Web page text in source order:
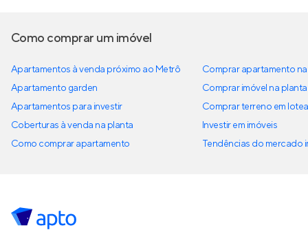
Como comprar um imóvel
Apartamentos à venda próximo ao Metrô
Apartamento garden
Apartamentos para investir
Coberturas à venda na planta
Como comprar apartamento
Comprar apartamento
Comprar imóvel na planta
Comprar terreno em
Investir em imóveis
Tendências do mercado